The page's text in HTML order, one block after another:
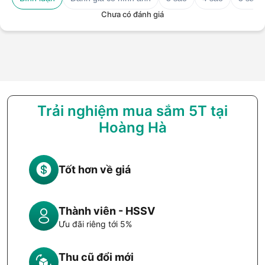
Chưa có đánh giá
Trải nghiệm mua sắm 5T tại
Hoàng Hà
Tốt hơn về giá
Thành viên - HSSV
Ưu đãi riêng tới 5%
Thu cũ đổi mới